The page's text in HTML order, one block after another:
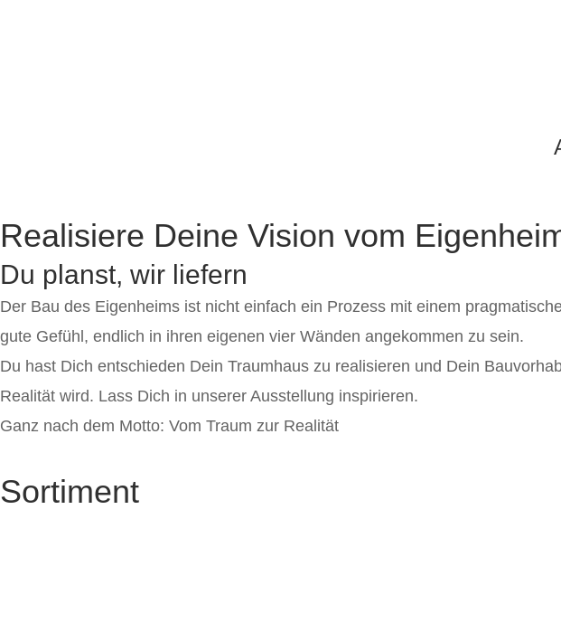
Realisiere Deine Vision vom
Du planst, wir liefern
Der Bau des Eigenheims ist nicht einfach ein Prozess mit einem
gute Gefühl, endlich in ihren eigenen vier Wänden angekommen zu sein.
Du hast Dich entschieden Dein Traumhaus zu realisieren und Dein
Realität wird. Lass Dich in unserer Ausstellung inspirieren.
Ganz nach dem Motto: Vom Traum zur Realität
Sortiment